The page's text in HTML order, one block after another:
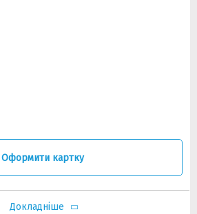
Оформити картку
Докладніше